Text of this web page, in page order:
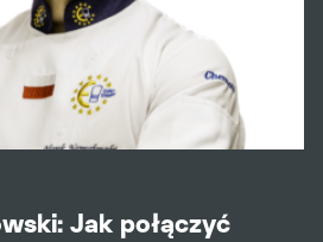
Jak połączyć